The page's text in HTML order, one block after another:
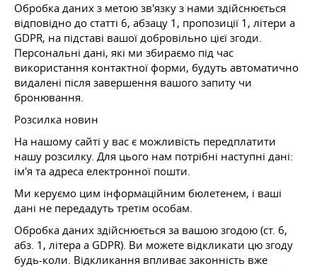
Обробка даних з метою зв'язку з нами здійснюється
відповідно до статті 6, абзацу 1, пропозиції 1, літери a
GDPR, на підставі вашої добровільно цієї згоди.
Персональні дані, які ми збираємо під час
використання контактної форми, будуть автоматично
видалені після завершення вашого запиту чи
бронювання.
Розсилка новин
На нашому сайті у вас є можливість передплатити
нашу розсилку. Для цього нам потрібні наступні дані:
ім'я та адреса електронної пошти.
Ми керуємо цим інформаційним бюлетенем, і ваші
дані не передадуть третім особам.
Обробка даних здійснюється за вашою згодою (ст. 6,
абз. 1, літера a GDPR). Ви можете відкликати цю згоду
будь-коли. Відкликання впливає законність вже